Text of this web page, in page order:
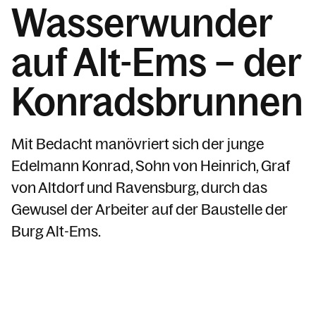
Kirchenmusik & Chöre
Pfarrsaal & Raumreservierung
Pfarrkirche St. Karl
Kapellen
Bücherei Hohenems
(Wieder)Eintritt in die Kirche
Wasserwunder
auf Alt-Ems – der
Konradsbrunnen
Mit Bedacht manövriert sich der junge
Edelmann Konrad, Sohn von Heinrich, Graf
von Altdorf und Ravensburg, durch das
Gewusel der Arbeiter auf der Baustelle der
Burg Alt-Ems.